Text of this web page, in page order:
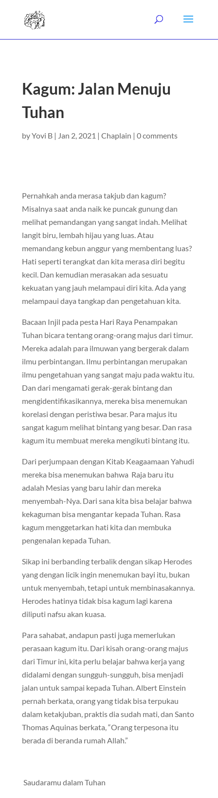
Kagum: Jalan Menuju
Tuhan
byYovi B| Jan 2, 2021 | Chaplain | 0 comments
Pernahkah anda merasa takjub dan kagum?
Misalnya saat anda naik ke puncak gunung dan
melihat pemandangan yang sangat indah. Melihat
langit biru, lembah hijau yang luas. Atau
memandang kebun anggur yang membentang luas?
Hati seperti terangkat dan kita merasa diri begitu
kecil. Dan kemudian merasakan ada sesuatu
kekuatan yang jauh melampaui diri kita. Ada yang
melampaui daya tangkap dan pengetahuan kita.
Bacaan Injil pada pesta Hari Raya Penampakan
Tuhan bicara tentang orang-orang majus dari timur.
Mereka adalah para ilmuwan yang bergerak dalam
ilmu perbintangan. Ilmu perbintangan merupakan
ilmu pengetahuan yang sangat maju pada waktu itu.
Dan dari mengamati gerak-gerak bintang dan
mengidentifikasikannya, mereka bisa menemukan
korelasi dengan peristiwa besar. Para majus itu
sangat kagum melihat bintang yang besar. Dan rasa
kagum itu membuat mereka mengikuti bintang itu.
Dari perjumpaan dengan Kitab Keagaamaan Yahudi
mereka bisa menemukan bahwa Raja baru itu
adalah Mesias yang baru lahir dan mereka
menyembah-Nya. Dari sana kita bisa belajar bahwa
kekaguman bisa mengantar kepada Tuhan. Rasa
kagum menggetarkan hati kita dan membuka
pengenalan kepada Tuhan.
Sikap ini berbanding terbalik dengan sikap Herodes
yang dengan licik ingin menemukan bayi itu, bukan
untuk menyembah, tetapi untuk membinasakannya.
Herodes hatinya tidak bisa kagum lagi karena
diliputi nafsu akan kuasa.
Para sahabat, andapun pasti juga memerlukan
perasaan kagum itu. Dari kisah orang-orang majus
dari Timur ini, kita perlu belajar bahwa kerja yang
didalami dengan sungguh-sungguh, bisa menjadi
jalan untuk sampai kepada Tuhan. Albert Einstein
pernah berkata, orang yang tidak bisa terpukau
dalam ketakjuban, praktis dia sudah mati, dan Santo
Thomas Aquinas berkata, “Orang terpesona itu
berada di beranda rumah Allah.”
Saudaramu dalam Tuhan